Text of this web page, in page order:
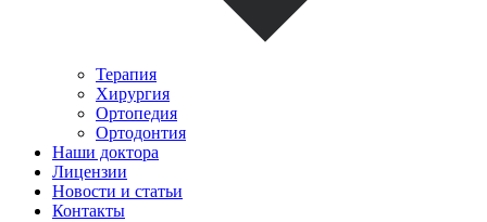
Терапия
Хирургия
Ортопедия
Ортодонтия
Наши доктора
Лицензии
Новости и статьи
Контакты